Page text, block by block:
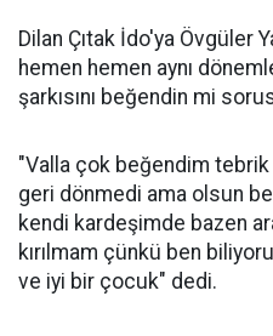
Dilan Çıtak İdo'ya Övgüler
hemen hemen aynı
şarkısını beğendin mi
"Valla çok beğendim
geri dönmedi ama olsun
kendi kardeşimde bazen
kırılmam çünkü ben
ve iyi bir çocuk" dedi.